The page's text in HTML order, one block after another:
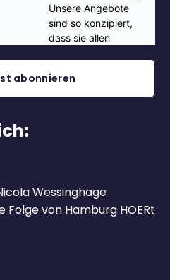
abonnieren
Wessinghage
von Hamburg HOERt